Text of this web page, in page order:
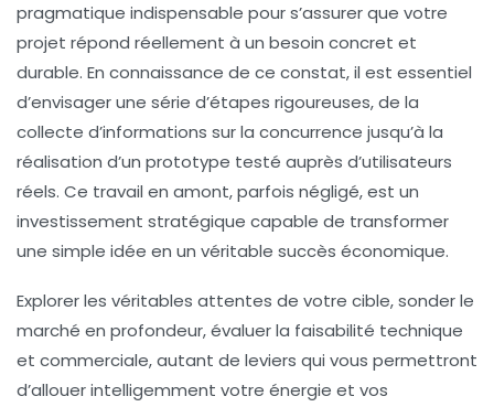
pragmatique indispensable pour s’assurer que votre
projet répond réellement à un besoin concret et
durable. En connaissance de ce constat, il est essentiel
d’envisager une série d’étapes rigoureuses, de la
collecte d’informations sur la concurrence jusqu’à la
réalisation d’un prototype testé auprès d’utilisateurs
réels. Ce travail en amont, parfois négligé, est un
investissement stratégique capable de transformer
une simple idée en un véritable succès économique.
Explorer les véritables attentes de votre cible, sonder le
marché en profondeur, évaluer la faisabilité technique
et commerciale, autant de leviers qui vous permettront
d’allouer intelligemment votre énergie et vos